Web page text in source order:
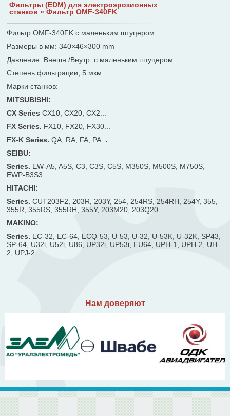
Фильтры (ЕDM) для электроэрозионных
станков » Фильтр OMF-340FK
Фильтр OMF-340FK с маленьким штуцером
Размеры в мм: 340×46×300 mm
Давление: Внешн./Внутр. с маленьким штуцером
Степень фильтрации, 5 мкм:
Марки станков:
MITSUBISHI:
CX SeriesCX10, CX20, CX2...
FX Series. FX10, FX20, FX30...
FX-K Series.QA, RA, FA, PA...
SEIBU:
Series. EW-A5, A5S, C3, C3S, C5S, M350S, M500S, M750S,
EWP-B3S3...
HITACHI:
Series.CUT203F2, 203R, 203Y, 254, 254RS, 254RH, 254Y, 355,
355R, 355RS, 355RH, 355Y, 203M20, 203Q20...
MAKINO:
Series. EC-32, EC-64, ECQ-53, U-53, U-32, U-53K, U-32K, SP43,
SP-64, U32i, U52i, U86, UP32i, UP53i, EU64, UPH-1, UPH-2, UH-
2, UPJ-2...
Нам доверяют